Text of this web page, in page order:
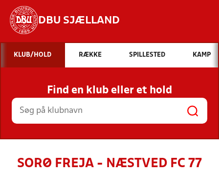
DBU SJÆLLAND
Hvad vil du søge efter?
INDHOLD OG NYHEDER
STILLINGER, RESULTATER, KLUBBER OG
HOLD
KLUB/HOLD RÆKKE SPILLESTED KAMP
Find en klub eller et hold
SORØ FREJA - NÆSTVED FC 77